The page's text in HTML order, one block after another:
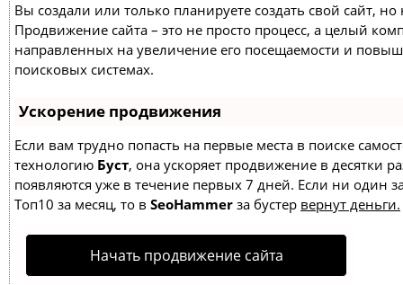
Вы создали или только планируете создать свой сайт, но
Продвижение сайта – это не просто процесс, а целый
направленных на увеличение его посещаемости и
поисковых системах.
Ускорение продвижения
Если вам трудно попасть на первые места в поиске
технологию Буст, она ускоряет продвижение в десятки
появляются уже в течение первых 7 дней. Если ни один
Топ10 за месяц, то в SeoHammer за бустер вернут деньги.
Начать продвижение сайта